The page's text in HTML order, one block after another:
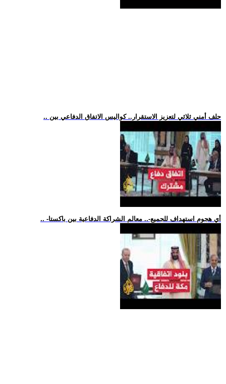
.. حلف أمني ثلاثي لتعزيز الاستقرار.. كواليس الاتفاق الدفاعي بين
.. -أي هجوم استهداف للجميع-.. معالم الشراكة الدفاعية بين باكستا